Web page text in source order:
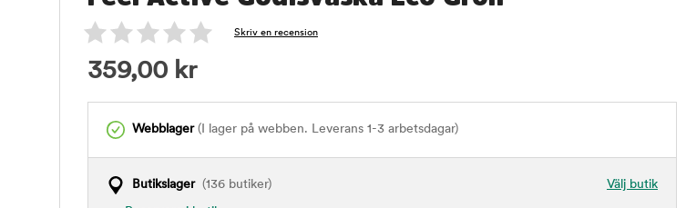
Skriv en recension
359,00 kr
Webblager(I lager på webben. Leverans 1-3 arbetsdagar)
Välj butik
Butikslager(136 butiker)